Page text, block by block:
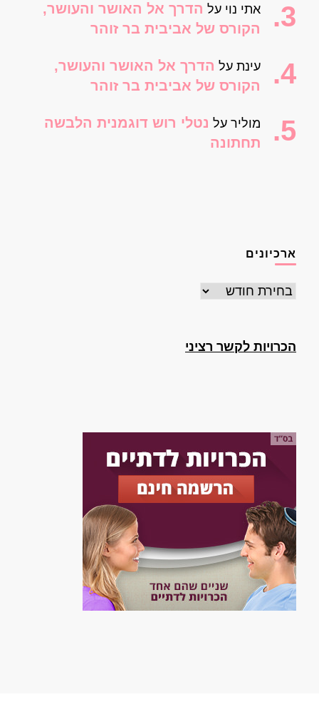
אתי נוי על הדרך אל האושר והעושר,
הקורס של אביבית בר זוהר
עינת על הדרך אל האושר והעושר,
הקורס של אביבית בר זוהר
מוליר על נטלי רוש דוגמנית הלבשה
תחתונה
ארכיונים
ארכיונים
הכרויות לקשר רציני